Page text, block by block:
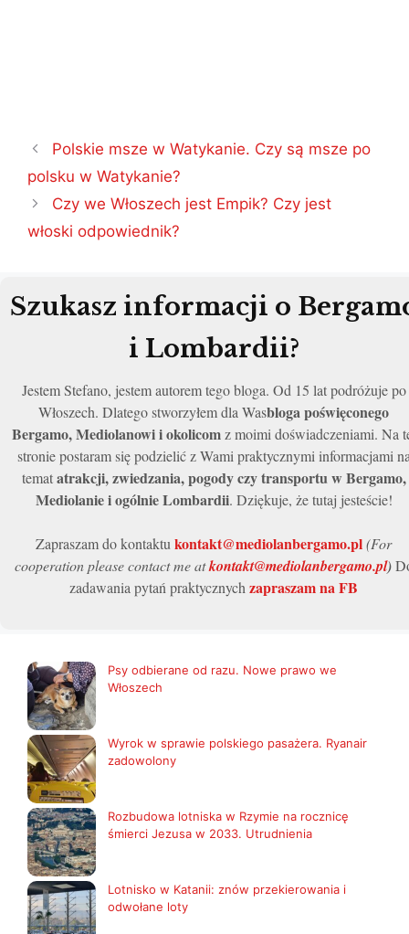
Nawigacja
wpisu
Polskie msze w Watykanie. Czy są msze po
polsku w Watykanie?
Czy we Włoszech jest Empik? Czy jest
włoski odpowiednik?
Szukasz informacji o
i Lombardii?
Jestem Stefano, jestem autorem tego bloga. Od 15 lat podróżuje po
Włoszech. Dlatego stworzyłem dla Wasbloga poświęconego
Bergamo, Mediolanowi i okolicomz moimi doświadczeniami. Na
stronie postaram się podzielić z Wami praktycznymi informacjami
tematatrakcji, zwiedzania, pogody czy transportu w Bergamo,
Mediolanie i ogólnie Lombardii. Dziękuje, że tutaj jesteście!
Zapraszam do kontaktu kontakt@mediolanbergamo.pl(For
cooperation please contact me atkontakt@mediolanbergamo.pl)
zadawania pytań praktycznych zapraszam na FB
Psy odbierane od razu. Nowe prawo we
Włoszech
Wyrok w sprawie polskiego pasażera. Ryanair
zadowolony
Rozbudowa lotniska w Rzymie na rocznicę
śmierci Jezusa w 2033. Utrudnienia
Lotnisko w Katanii: znów przekierowania i
odwołane loty